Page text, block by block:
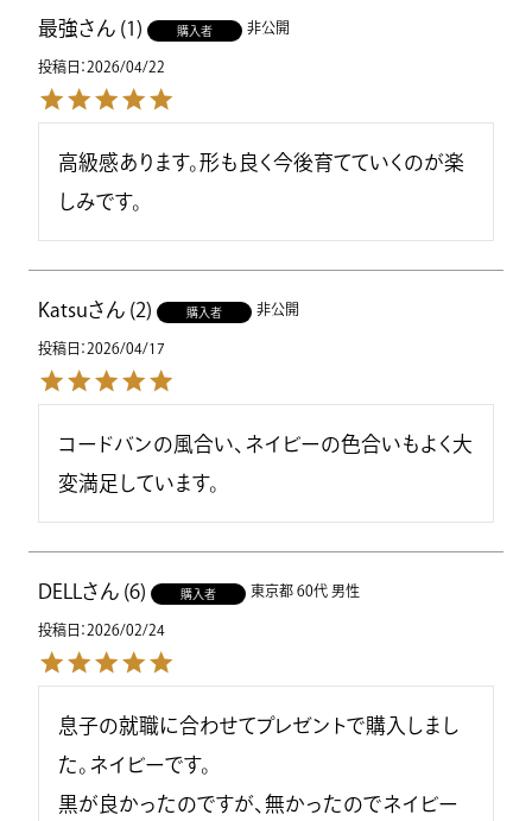
最強 1 購入者 非公開
投稿日 2026/04/22
高級感あります。形も良く今後育てていくのが楽
しみです。
Katsu 2 購入者 非公開
投稿日 2026/04/17
コードバンの風合い、ネイビーの色合いもよく大
変満足しています。
DELL 6 購入者 東京都 60代 男性
投稿日 2026/02/24
息子の就職に合わせてプレゼントで購入しまし
た。ネイビーです。
黒が良かったのですが、無かったのでネイビー